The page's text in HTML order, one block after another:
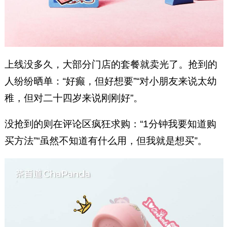
上线没多久，大部分门店的套餐就卖光了。抢到的
人纷纷晒单：“好癫，但好想要”“对小朋友来说太幼
稚，但对二十四岁来说刚刚好”。
没抢到的则在评论区疯狂求购：“1分钟我要知道购
买方法”“虽然不知道有什么用，但我就是想买”。